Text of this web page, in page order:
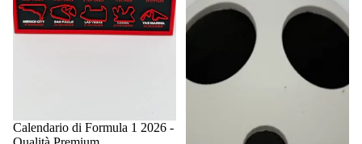
Calendario di Formula 1 2026 -